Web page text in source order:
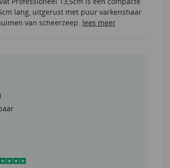
lang, uitgerust met puur varkenshaar
van scheerzeep. lees meer